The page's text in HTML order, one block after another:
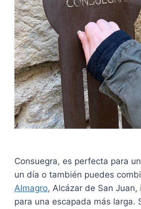
Consuegra, es perfecta para
un día o también puedes
Almagro, Alcázar de San Juan,
para una escapada más larga.